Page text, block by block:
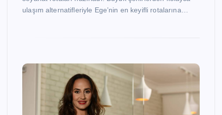
ulaşım alternatifleriyle Ege’nin en keyifli rotalarına…